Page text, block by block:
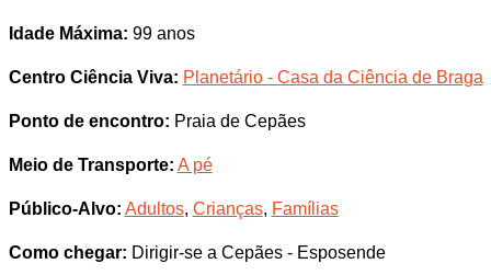
Idade Máxima: 99 anos
Centro Ciência Viva: Planetário - Casa da Ciência de Braga
Ponto de encontro: Praia de Cepães
Meio de Transporte: A pé
Público-Alvo: Adultos, Crianças, Famílias
Como chegar: Dirigir-se a Cepães - Esposende